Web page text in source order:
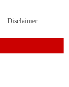
Disclaimer